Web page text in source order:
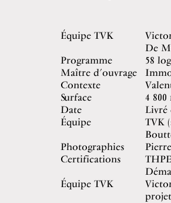
Équipe TVK
De
Programme
58
Maître d’ouvrage
Contexte
Surface
4
Date
Livré
Équipe
TVK
Photographies
Certifications
Équipe TVK